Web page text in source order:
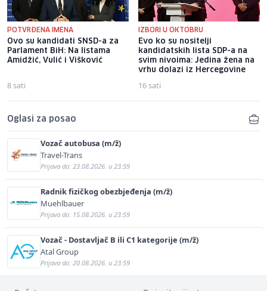
POTVRĐENA IMENA
Ovo su kandidati SNSD-a za
Parlament BiH: Na listama
Amidžić, Vulić i Višković
8 sati
IZBORI U OKTOBRU
Evo ko su nositelji
kandidatskih lista SDP-a na
svim nivoima: Jedina žena na
vrhu dolazi iz Hercegovine
16 sati
Oglasi za posao
Vozač autobusa (m/ž)
Travel-Trans
Prijava do: 23.08.2026. u 23:59
Radnik fizičkog obezbjeđenja (m/ž)
Muehlbauer
Prijava do: 15.08.2026. u 23:59
Vozač - Dostavljač B ili C1 kategorije (m/ž)
Atal Group
Prijava do: 20.08.2026. u 23:59